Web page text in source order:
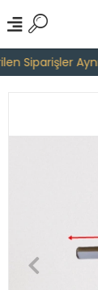
Siparişler Aynı